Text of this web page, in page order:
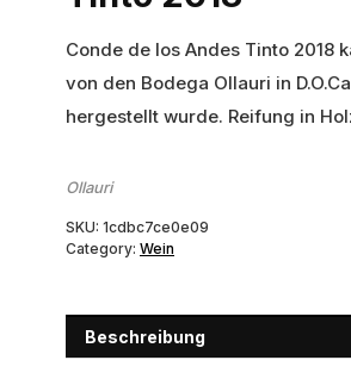
Conde de los Andes Tinto 2018
von den Bodega Ollauri in
hergestellt wurde. Reifung in
Ollauri
SKU: 1cdbc7ce0e09
Category: Wein
Beschreibung